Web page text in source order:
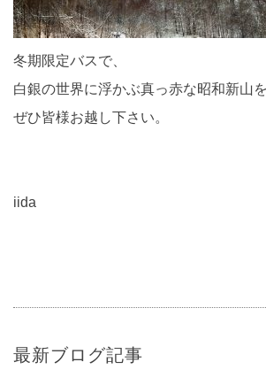
冬期限定バスで、
白銀の世界に浮かぶ真っ赤な昭和新山
ぜひ皆様お越し下さい。
iida
最新ブログ記事